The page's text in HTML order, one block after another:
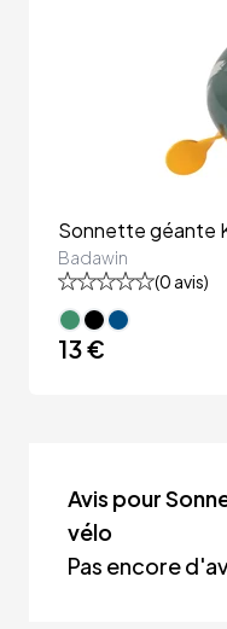
Sonnette géante
Badawin
(0 avis)
13 €
Avis pour
vélo
Pas encore